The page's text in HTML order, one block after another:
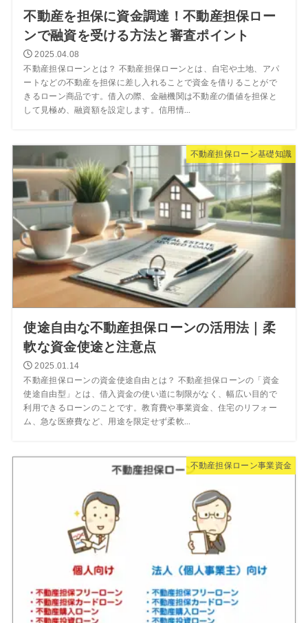
不動産を担保に資金調達！不動産担保ロー
ンで融資を受ける方法と審査ポイント
2025.04.08
不動産担保ローンとは？ 不動産担保ローンとは、自宅や土地、アパ
ートなどの不動産を担保に差し入れることで資金を借りることがで
きるローン商品です。借入の際、金融機関は不動産の価値を担保と
して見極め、融資額を設定します。信用情...
不動産担保ローン基礎知識
使途自由な不動産担保ローンの活用法｜柔
軟な資金使途と注意点
2025.01.14
不動産担保ローンの資金使途自由とは？ 不動産担保ローンの「資金
使途自由型」とは、借入資金の使い道に制限がなく、幅広い目的で
利用できるローンのことです。教育費や事業資金、住宅のリフォー
ム、急な医療費など、用途を限定せず柔軟...
不動産担保ローン事業資金